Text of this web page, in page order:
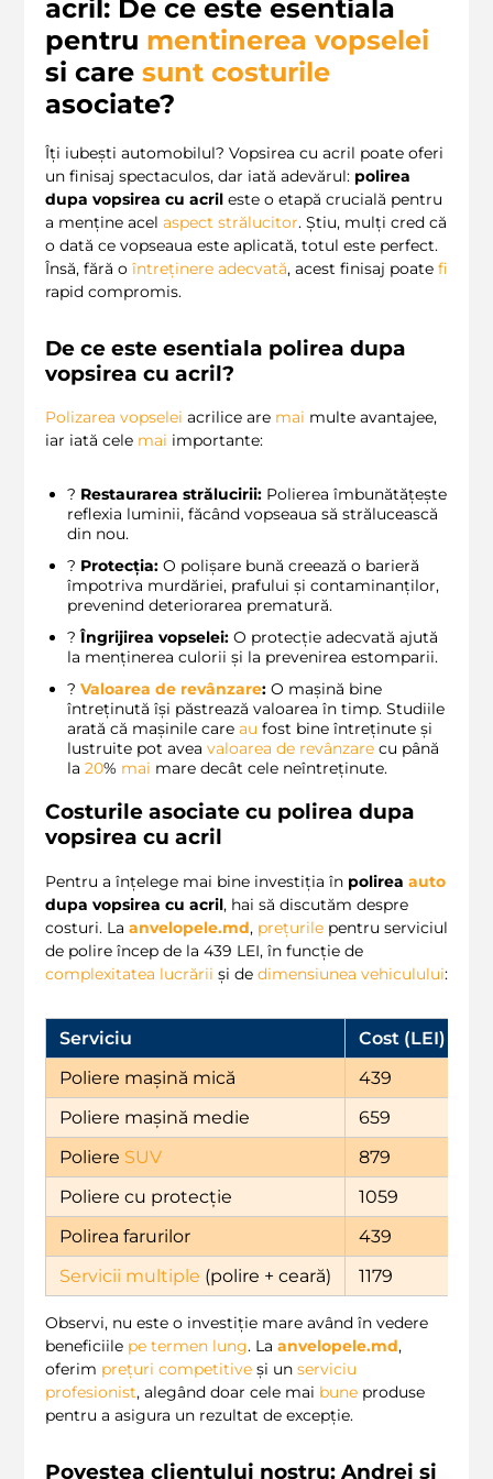
acril: De ce este esentiala
pentru mentinerea vopselei
si care sunt costurile
asociate?
Îți iubești automobilul? Vopsirea cu acril poate oferi
un finisaj spectaculos, dar iată adevărul: polirea
dupa vopsirea cu acril este o etapă crucială pentru
a menține acel aspect strălucitor. Știu, mulți cred că
o dată ce vopseaua este aplicată, totul este perfect.
Însă, fără o întreținere adecvată, acest finisaj poate fi
rapid compromis.
De ce este esentiala polirea dupa
vopsirea cu acril?
Polizarea vopselei acrilice are mai multe avantajee,
iar iată cele mai importante:
? Restaurarea strălucirii: Polierea îmbunătățește
reflexia luminii, făcând vopseaua să strălucească
din nou.
? Protecția: O polișare bună creează o barieră
împotriva murdăriei, prafului și contaminanților,
prevenind deteriorarea prematură.
?️Îngrijirea vopselei: O protecție adecvată ajută
la menținerea culorii și la prevenirea estomparii.
? Valoarea de revânzare: O mașină bine
întreținută își păstrează valoarea în timp. Studiile
arată că mașinile care au fost bine întreținute și
lustruite pot avea valoarea de revânzare cu până
la 20% mai mare decât cele neîntreținute.
Costurile asociate cu polirea dupa
vopsirea cu acril
Pentru a înțelege mai bine investiția în polirea auto
dupa vopsirea cu acril, hai să discutăm despre
costuri. La anvelopele.md, prețurile pentru serviciul
de polire încep de la 439 LEI, în funcție de
complexitatea lucrării și de dimensiunea vehiculului:
Serviciu
Cost (LEI)
Poliere mașină mică
439
Poliere mașină medie
659
Poliere SUV
879
Poliere cu protecție
1059
Polirea farurilor
439
Servicii multiple (polire + ceară) 1179
Observi, nu este o investiție mare având în vedere
beneficiile pe termen lung. La anvelopele.md,
oferim prețuri competitive și un serviciu
profesionist, alegând doar cele mai bune produse
pentru a asigura un rezultat de excepție.
Povestea clientului nostru: Andrei și